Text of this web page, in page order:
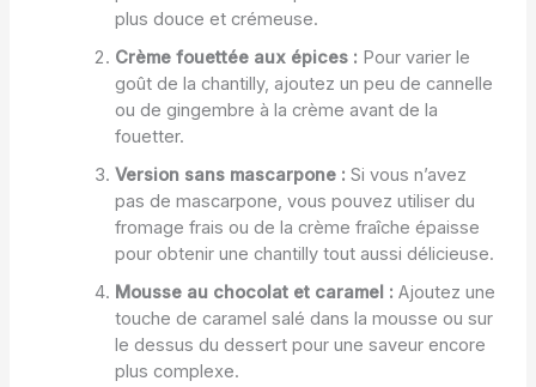
plus douce et crémeuse.
Crème fouettée aux épices : Pour varier le
goût de la chantilly, ajoutez un peu de cannelle
ou de gingembre à la crème avant de la
fouetter.
Version sans mascarpone : Si vous n’avez
pas de mascarpone, vous pouvez utiliser du
fromage frais ou de la crème fraîche épaisse
pour obtenir une chantilly tout aussi délicieuse.
Mousse au chocolat et caramel : Ajoutez une
touche de caramel salé dans la mousse ou sur
le dessus du dessert pour une saveur encore
plus complexe.